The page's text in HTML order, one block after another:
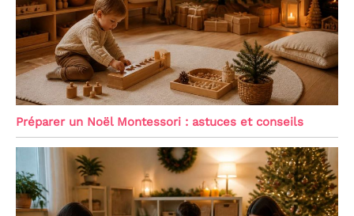
Préparer un Noël Montessori : astuces et conseils